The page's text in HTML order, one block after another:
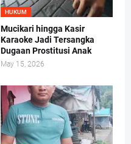
HUKUM
Mucikari hingga Kasir
Karaoke Jadi Tersangka
Dugaan Prostitusi Anak
May 15, 2026